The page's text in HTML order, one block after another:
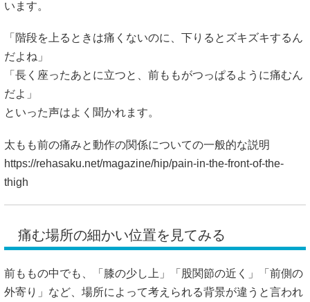
います。
「階段を上るときは痛くないのに、下りるとズキズキするん
だよね」
「長く座ったあとに立つと、前ももがつっぱるように痛むん
だよ」
といった声はよく聞かれます。
太もも前の痛みと動作の関係についての一般的な説明
https://rehasaku.net/magazine/hip/pain-in-the-front-of-the-
thigh
痛む場所の細かい位置を見てみる
前ももの中でも、「膝の少し上」「股関節の近く」「前側の
外寄り」など、場所によって考えられる背景が違うと言われ